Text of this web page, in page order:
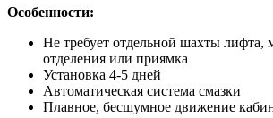
Особенности:
Не требует отдельной шахты лифта,
отделения или приямка
Установка 4-5 дней
Автоматическая система смазки
Плавное, бесшумное движение